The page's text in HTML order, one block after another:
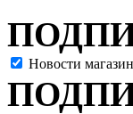
Новости